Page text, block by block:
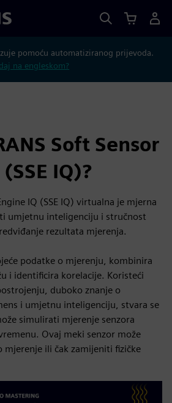
pomoću automatiziranog prijevoda.
na engleskom?
Soft Sensor
IQ)?
IQ (SSE IQ) virtualna je mjerna
umjetnu inteligenciju i stručnost
rezultata mjerenja.
podatke o mjerenju, kombinira
i identificira korelacije. Koristeći
duboko znanje o
i umjetnu inteligenciju, stvara se
simulirati mjerenje senzora
Ovaj meki senzor može
mjerenje ili čak zamijeniti fizičke